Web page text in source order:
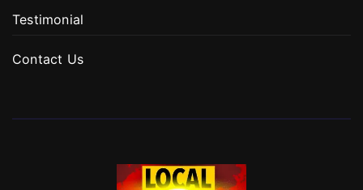
Testimonial
Contact Us